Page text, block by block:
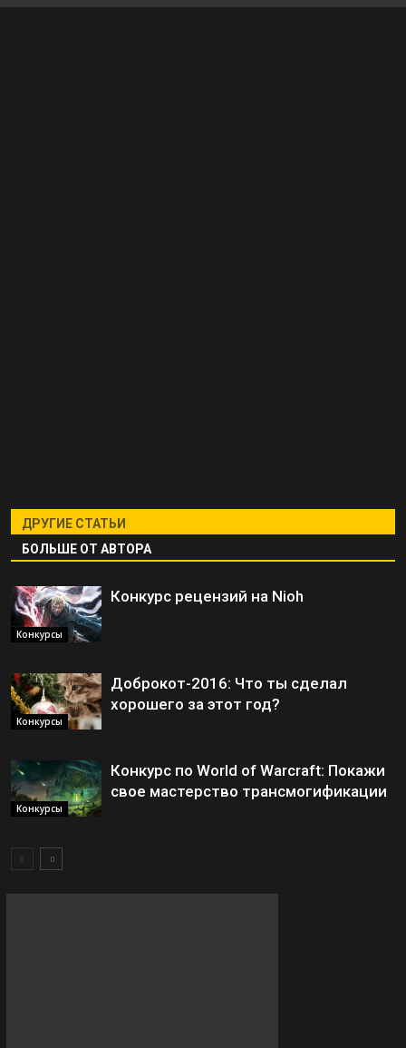
ДРУГИЕ СТАТЬИ
БОЛЬШЕ ОТ АВТОРА
Конкурсы
Конкурс рецензий на Nioh
Конкурсы
Доброкот-2016: Что ты сделал
хорошего за этот год?
Конкурсы
Конкурс по World of Warcraft: Покажи
свое мастерство трансмогификации